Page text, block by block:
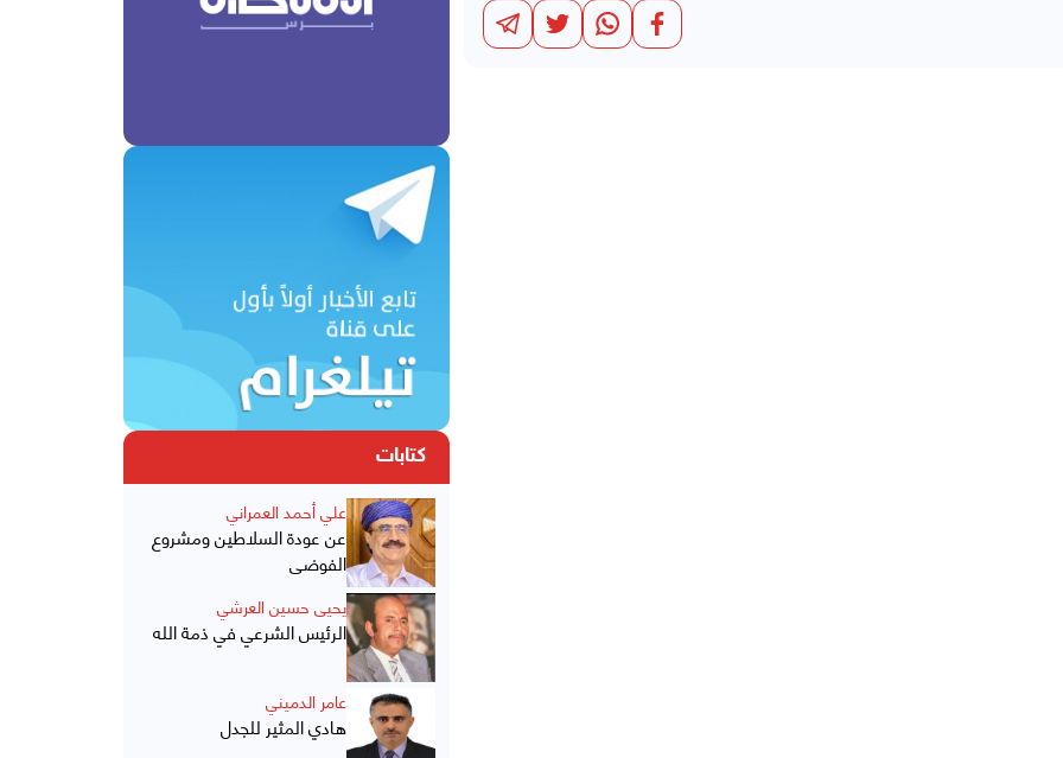
كتابات
علي أحمد العمراني
عن عودة السلاطين ومشروع
الفوضى
يحيى حسين العرشي
الرئيس الشرعي في ذمة الله
عامر الدميني
هادي المثير للجدل